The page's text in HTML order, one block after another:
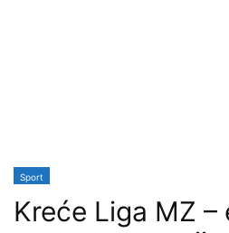
Sport
Kreće Liga MZ –